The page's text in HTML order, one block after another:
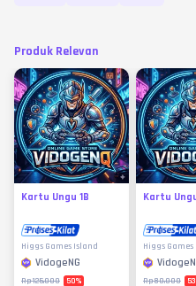
Produk Relevan
Kartu Ungu 1B
Higgs Games Island
VidogeNG
Rp125.000 50%
Kartu
Higgs
Rp80.000 53